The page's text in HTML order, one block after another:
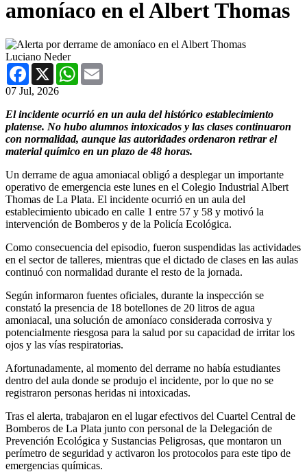
amoníaco en el Albert Thomas
Luciano Neder
Facebook
X WhatsApp
07 Jul, 2026
El incidente ocurrió en un aula del histórico establecimiento
platense. No hubo alumnos intoxicados y las clases continuaron
con normalidad, aunque las autoridades ordenaron retirar el
material químico en un plazo de 48 horas.
Un derrame de agua amoniacal obligó a desplegar un importante
operativo de emergencia este lunes en el Colegio Industrial Albert
Thomas de La Plata. El incidente ocurrió en un aula del
establecimiento ubicado en calle 1 entre 57 y 58 y motivó la
intervención de Bomberos y de la Policía Ecológica.
Como consecuencia del episodio, fueron suspendidas las actividades
en el sector de talleres, mientras que el dictado de clases en las aulas
continuó con normalidad durante el resto de la jornada.
Según informaron fuentes oficiales, durante la inspección se
constató la presencia de 18 botellones de 20 litros de agua
amoniacal, una solución de amoníaco considerada corrosiva y
potencialmente riesgosa para la salud por su capacidad de irritar los
ojos y las vías respiratorias.
Afortunadamente, al momento del derrame no había estudiantes
dentro del aula donde se produjo el incidente, por lo que no se
registraron personas heridas ni intoxicadas.
Tras el alerta, trabajaron en el lugar efectivos del Cuartel Central de
Bomberos de La Plata junto con personal de la Delegación de
Prevención Ecológica y Sustancias Peligrosas, que montaron un
perímetro de seguridad y activaron los protocolos para este tipo de
emergencias químicas.